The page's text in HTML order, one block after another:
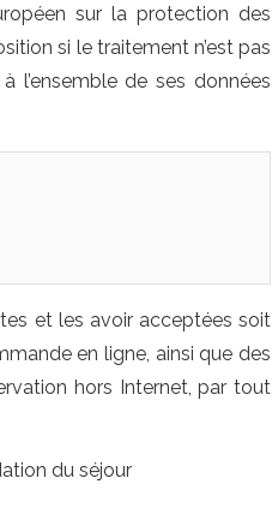
sur la protection des
si le traitement n’est pas
l’ensemble de ses données
et les avoir acceptées soit
en ligne, ainsi que des
hors Internet, par tout
du séjour